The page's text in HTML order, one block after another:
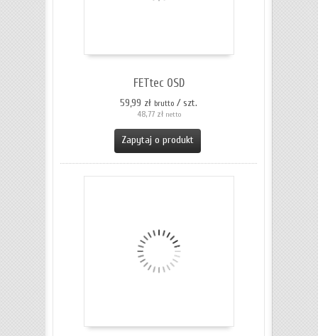
FETtec OSD
59,99 zł brutto / szt.
48,77 zł netto
Zapytaj o produkt